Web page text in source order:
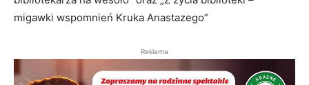
migawki wspomnień Kruka Anastazego”
Reklama